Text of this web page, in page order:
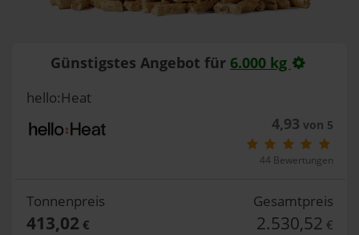
Günstigstes Angebot für 6.000 kg
hello:Heat
4,93 von 5
44 Bewertungen
Tonnenpreis
413,02 €
Gesamtpreis
2.530,52 €